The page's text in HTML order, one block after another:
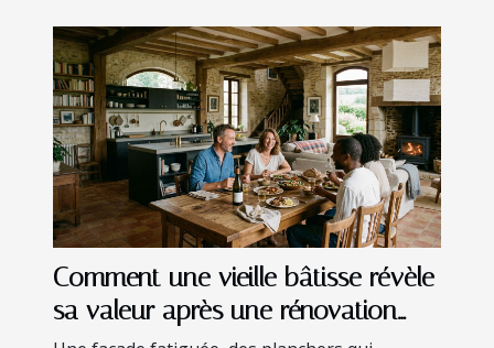
Comment une vieille bâtisse révèle
sa valeur après une rénovation